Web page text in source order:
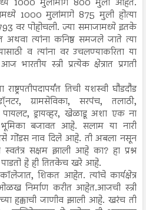
1000 मुलांमागे 875 मुली होत्या
वर पोहोचली. ज्या समाजामध्ये इतके
अथवा त्यांना कनिष्ठ समजले जाते त्या
व त्यांना वर उचलण्याकरिता या
स्त्री प्रत्येक क्षेत्रात प्रगती
तिची यशस्वी घौडदौड
ग्रामसेविका, सरपंच, तलाठी,
पायलट, ड्रायव्हर, खेळाडू अशा एक ना
बजावत आहे. सलाम या नारी
गोंडस नाव दिले आहे. ती अबला नसून
सक्षम झाली आहे का? हा प्रश्न
हे ही तितकेच खरे आहे.
शिकत आहेत. त्यांचे कार्यक्षेत्र
निर्माण करीत आहेत.आजची स्त्री
हक्काची जाणीव झाली आहे. खरंच ती